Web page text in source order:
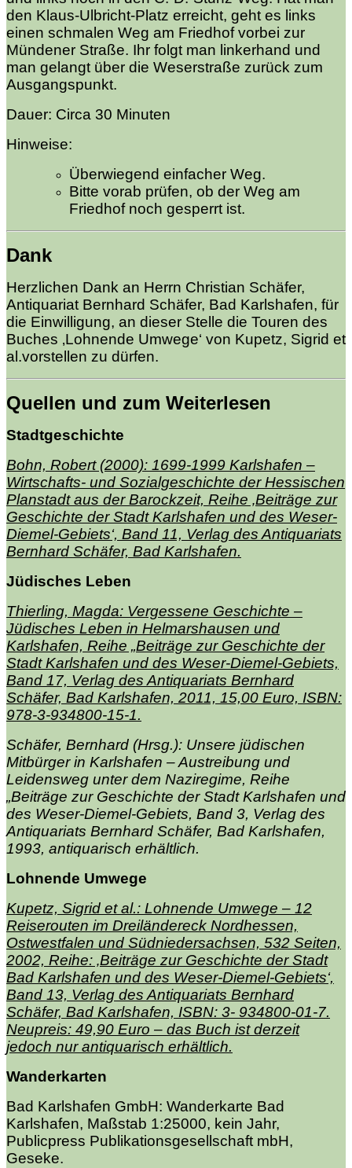
den Klaus-Ulbricht-Platz erreicht, geht es links
einen schmalen Weg am Friedhof vorbei zur
Mündener Straße. Ihr folgt man linkerhand und
man gelangt über die Weserstraße zurück zum
Ausgangspunkt.
Dauer: Circa 30 Minuten
Hinweise:
Überwiegend einfacher Weg.
Bitte vorab prüfen, ob der Weg am
Friedhof noch gesperrt ist.
Dank
Herzlichen Dank an Herrn Christian Schäfer,
Antiquariat Bernhard Schäfer, Bad Karlshafen, für
die Einwilligung, an dieser Stelle die Touren des
Buches ‚Lohnende Umwege‘ von Kupetz, Sigrid et
al.vorstellen zu dürfen.
Quellen und zum Weiterlesen
Stadtgeschichte
Bohn, Robert (2000): 1699-1999 Karlshafen –
Wirtschafts- und Sozialgeschichte der Hessischen
Planstadt aus der Barockzeit, Reihe ‚Beiträge zur
Geschichte der Stadt Karlshafen und des Weser-
Diemel-Gebiets‘, Band 11, Verlag des Antiquariats
Bernhard Schäfer, Bad Karlshafen.
Jüdisches Leben
Thierling, Magda: Vergessene Geschichte –
Jüdisches Leben in Helmarshausen und
Karlshafen, Reihe „Beiträge zur Geschichte der
Stadt Karlshafen und des Weser-Diemel-Gebiets,
Band 17, Verlag des Antiquariats Bernhard
Schäfer, Bad Karlshafen, 2011, 15,00 Euro, ISBN:
978-3-934800-15-1.
Schäfer, Bernhard (Hrsg.): Unsere jüdischen
Mitbürger in Karlshafen – Austreibung und
Leidensweg unter dem Naziregime, Reihe
„Beiträge zur Geschichte der Stadt Karlshafen und
des Weser-Diemel-Gebiets, Band 3, Verlag des
Antiquariats Bernhard Schäfer, Bad Karlshafen,
1993, antiquarisch erhältlich.
Lohnende Umwege
Kupetz, Sigrid et al.: Lohnende Umwege – 12
Reiserouten im Dreiländereck Nordhessen,
Ostwestfalen und Südniedersachsen, 532 Seiten,
2002, Reihe: ‚Beiträge zur Geschichte der Stadt
Bad Karlshafen und des Weser-Diemel-Gebiets‘,
Band 13, Verlag des Antiquariats Bernhard
Schäfer, Bad Karlshafen, ISBN: 3- 934800-01-7.
Neupreis: 49,90 Euro – das Buch ist derzeit
jedoch nur antiquarisch erhältlich.
Wanderkarten
Bad Karlshafen GmbH: Wanderkarte Bad
Karlshafen, Maßstab 1:25000, kein Jahr,
Publicpress Publikationsgesellschaft mbH,
Geseke.